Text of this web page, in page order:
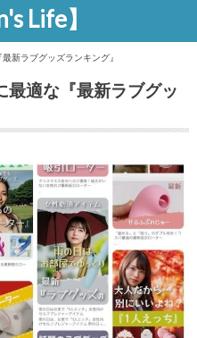
Life】
新ラブグッズランキング』
最適な『最新ラブグッ